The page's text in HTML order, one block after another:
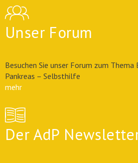
Unser Forum
Besuchen Sie unser Forum zum Thema
Pankreas – Selbsthilfe
mehr
Der AdP